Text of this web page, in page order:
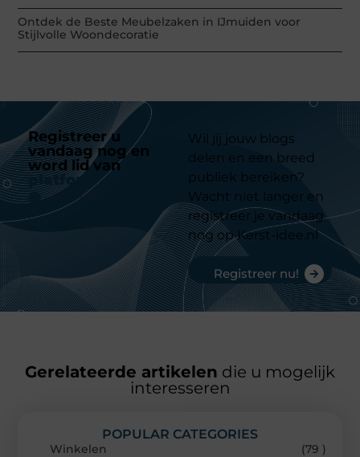
Ontdek de Beste Meubelzaken in IJmuiden voor
Stijlvolle Woondecoratie
Registreer u
vandaag nog en
word lid van
platform
Wil jij jouw blogs
delen en een breed
publiek bereiken?
Wacht niet langer en
registreer je vandaag
nog op Kerst-idee.nl
Registreer nu!
Gerelateerde artikelen die u mogelijk
interesseren
POPULAR CATEGORIES
Winkelen
(79 )